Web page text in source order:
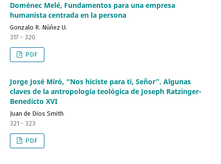
Doménec Melé, Fundamentos para una empresa
humanista centrada en la persona
Gonzalo R. Núñez U.
317 - 320
PDF
Jorge José Miró, “Nos hiciste para ti, Señor”. Algunas
claves de la antropología teológica de Joseph Ratzinger-
Benedicto XVI
Juan de Dios Smith
321 - 323
PDF